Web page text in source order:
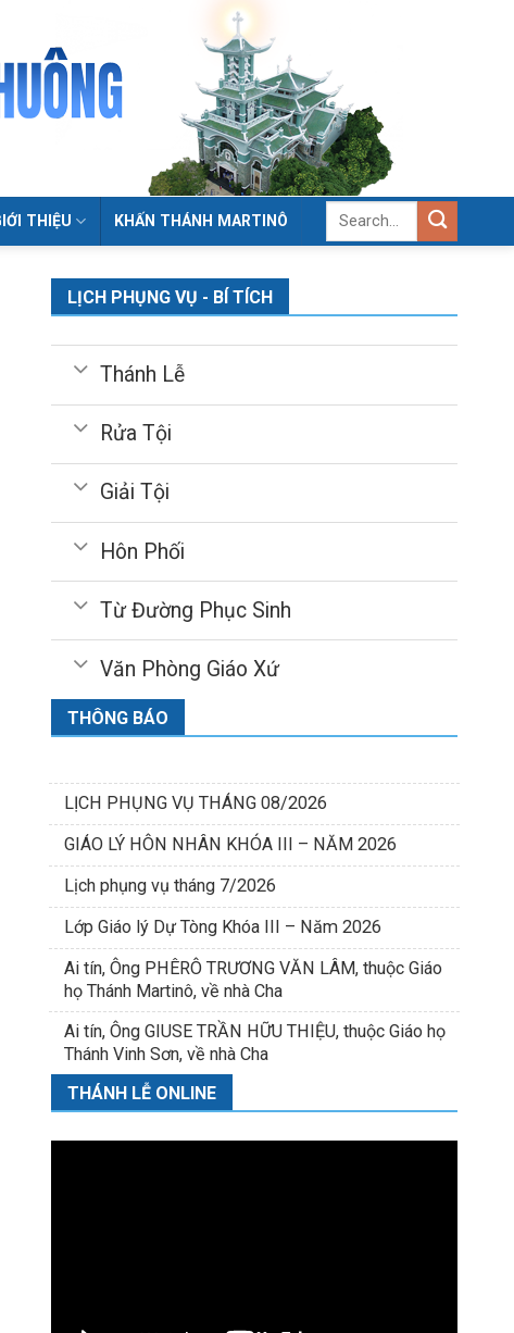
THIỆU KHẤN THÁNH MARTINÔ
LỊCH PHỤNG VỤ - BÍ TÍCH
Thánh Lễ
Rửa Tội
Giải Tội
Hôn Phối
Từ Đường Phục Sinh
Văn Phòng Giáo Xứ
THÔNG BÁO
LỊCH PHỤNG VỤ THÁNG 08/2026
GIÁO LÝ HÔN NHÂN KHÓA III – NĂM 2026
Lịch phụng vụ tháng 7/2026
Lớp Giáo lý Dự Tòng Khóa III – Năm 2026
Ai tín, Ông PHÊRÔ TRƯƠNG VĂN LÂM, thuộc Giáo
họ Thánh Martinô, về nhà Cha
Ai tín, Ông GIUSE TRẦN HỮU THIỆU, thuộc Giáo họ
Thánh Vinh Sơn, về nhà Cha
THÁNH LỄ ONLINE